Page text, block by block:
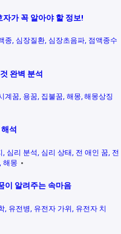
가 꼭 알아야 할 정보!
종 심장질환 심장초음파 점액종수
완벽 분석
계꿈 용꿈 집불꿈 해몽 해몽상징
석
심리 분석 심리 상태 전 애인 꿈 전
해몽
이 알려주는 속마음
유전병 유전자 가위 유전자 치